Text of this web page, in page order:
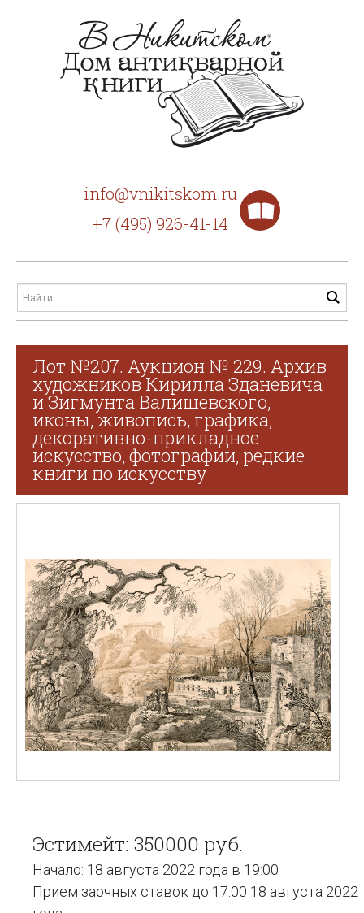
info@vnikitskom.ru
+7 (495) 926-41-14
Лот №207. Аукцион № 229. Архив
художников Кирилла Зданевича
и Зигмунта Валишевского,
иконы, живопись, графика,
декоративно-прикладное
искусство, фотографии, редкие
книги по искусству
Эстимейт: 350000 руб.
Начало: 18 августа 2022 года в 19:00
Прием заочных ставок до 17:00 18 августа 2022